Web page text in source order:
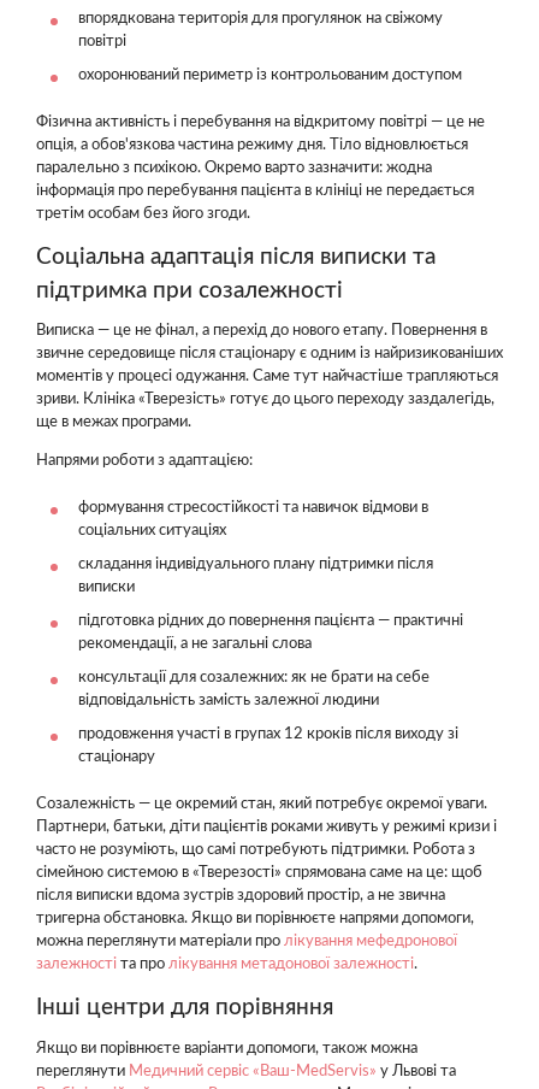
впорядкована територія для прогулянок на свіжому
повітрі
охоронюваний периметр із контрольованим доступом
Фізична активність і перебування на відкритому повітрі — це не
опція, а обов'язкова частина режиму дня. Тіло відновлюється
паралельно з психікою. Окремо варто зазначити: жодна
інформація про перебування пацієнта в клініці не передається
третім особам без його згоди.
Соціальна адаптація після виписки та
підтримка при созалежності
Виписка — це не фінал, а перехід до нового етапу. Повернення в
звичне середовище після стаціонару є одним із найризикованіших
моментів у процесі одужання. Саме тут найчастіше трапляються
зриви. Клініка «Тверезість» готує до цього переходу заздалегідь,
ще в межах програми.
Напрями роботи з адаптацією:
формування стресостійкості та навичок відмови в
соціальних ситуаціях
складання індивідуального плану підтримки після
виписки
підготовка рідних до повернення пацієнта — практичні
рекомендації, а не загальні слова
консультації для созалежних: як не брати на себе
відповідальність замість залежної людини
продовження участі в групах 12 кроків після виходу зі
стаціонару
Созалежність — це окремий стан, який потребує окремої уваги.
Партнери, батьки, діти пацієнтів роками живуть у режимі кризи і
часто не розуміють, що самі потребують підтримки. Робота з
сімейною системою в «Тверезості» спрямована саме на це: щоб
після виписки вдома зустрів здоровий простір, а не звична
тригерна обстановка. Якщо ви порівнюєте напрями допомоги,
можна переглянути матеріали про лікування мефедронової
залежності та про лікування метадонової залежності.
Інші центри для порівняння
Якщо ви порівнюєте варіанти допомоги, також можна
переглянути Медичний сервіс «Ваш-MedServis» у Львові та